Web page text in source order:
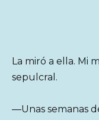
La miró a ella. Mi
sepulcral.
—Unas semanas